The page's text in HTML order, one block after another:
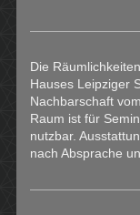
Die
Hauses Leipziger
Nachbarschaft
Raum ist für
nutzbar.
nach Absprache